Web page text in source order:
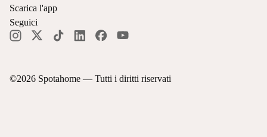
©2026 Spotahome — Tutti i diritti riservati
Scarica l'app
Seguici